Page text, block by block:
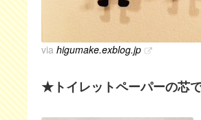
via higumake.exblog.jp
★トイレットペーパーの芯